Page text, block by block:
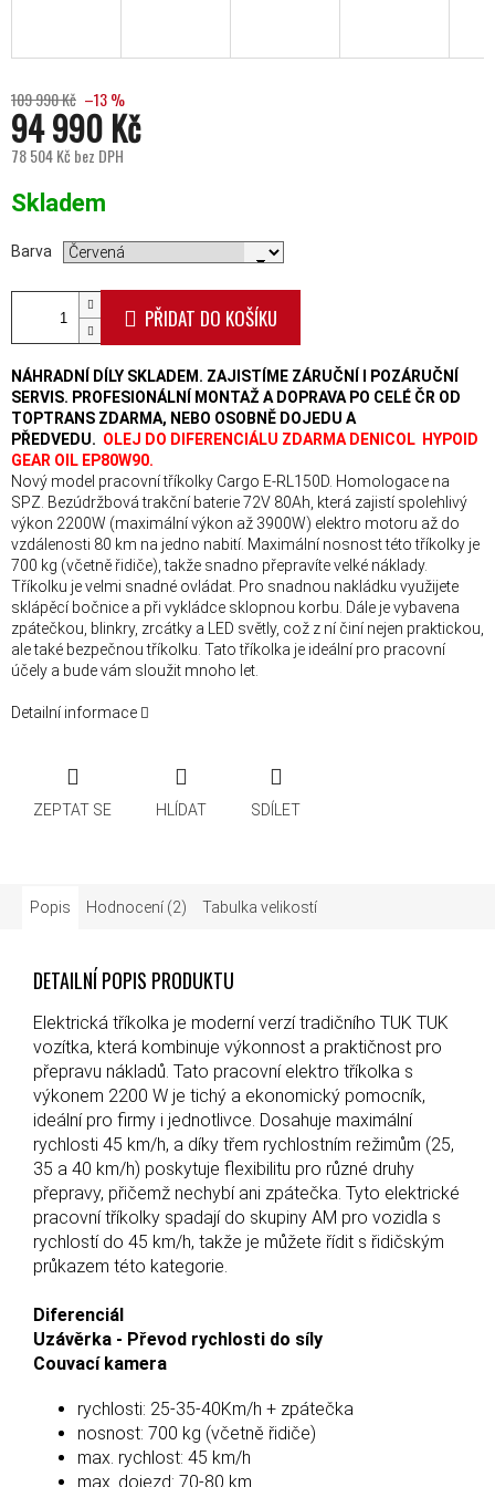
109 990 Kč –13 %
94 990 Kč
78 504 Kč bez DPH
Skladem
Barva
PŘIDAT DO KOŠÍKU
NÁHRADNÍ DÍLY SKLADEM. ZAJISTÍME ZÁRUČNÍ I POZÁRUČNÍ
SERVIS. PROFESIONÁLNÍ MONTAŽ A DOPRAVA PO CELÉ ČR OD
TOPTRANS ZDARMA, NEBO OSOBNĚ DOJEDU A
PŘEDVEDU. OLEJ DO DIFERENCIÁLU ZDARMA DENICOL HYPOID
GEAR OIL EP80W90.
Nový model pracovní tříkolky Cargo E-RL150D. Homologace na
SPZ. Bezúdržbová trakční baterie 72V 80Ah, která zajistí spolehlivý
výkon 2200W (maximální výkon až 3900W) elektro motoru až do
vzdálenosti 80 km na jedno nabití. Maximální nosnost této tříkolky je
700 kg (včetně řidiče), takže snadno přepravíte velké náklady.
Tříkolku je velmi snadné ovládat. Pro snadnou nakládku využijete
sklápěcí bočnice a při vykládce sklopnou korbu. Dále je vybavena
zpátečkou, blinkry, zrcátky a LED světly, což z ní činí nejen praktickou,
ale také bezpečnou tříkolku. Tato tříkolka je ideální pro pracovní
účely a bude vám sloužit mnoho let.
Detailní informace
ZEPTAT SE HLÍDAT SDÍLET
Popis Hodnocení (2) Tabulka velikostí
DETAILNÍ POPIS PRODUKTU
Elektrická tříkolka je moderní verzí tradičního TUK TUK
vozítka, která kombinuje výkonnost a praktičnost pro
přepravu nákladů. Tato pracovní elektro tříkolka s
výkonem 2200 W je tichý a ekonomický pomocník,
ideální pro firmy i jednotlivce. Dosahuje maximální
rychlosti 45 km/h, a díky třem rychlostním režimům (25,
35 a 40 km/h) poskytuje flexibilitu pro různé druhy
přepravy, přičemž nechybí ani zpátečka. Tyto elektrické
pracovní tříkolky spadají do skupiny AM pro vozidla s
rychlostí do 45 km/h, takže je můžete řídit s řidičským
průkazem této kategorie.
Diferenciál
Uzávěrka - Převod rychlosti do síly
Couvací kamera
rychlosti: 25-35-40Km/h + zpátečka
nosnost: 700 kg (včetně řidiče)
max. rychlost: 45 km/h
max. dojezd: 70-80 km